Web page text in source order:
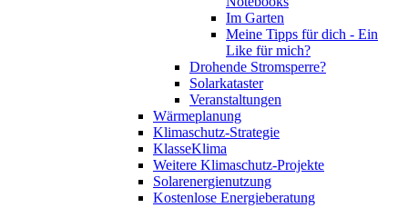
Im Garten
Meine Tipps für dich - Ein
Like für mich?
Drohende Stromsperre?
Solarkataster
Veranstaltungen
Wärmeplanung
Klimaschutz-Strategie
KlasseKlima
Weitere Klimaschutz-Projekte
Solarenergienutzung
Kostenlose Energieberatung